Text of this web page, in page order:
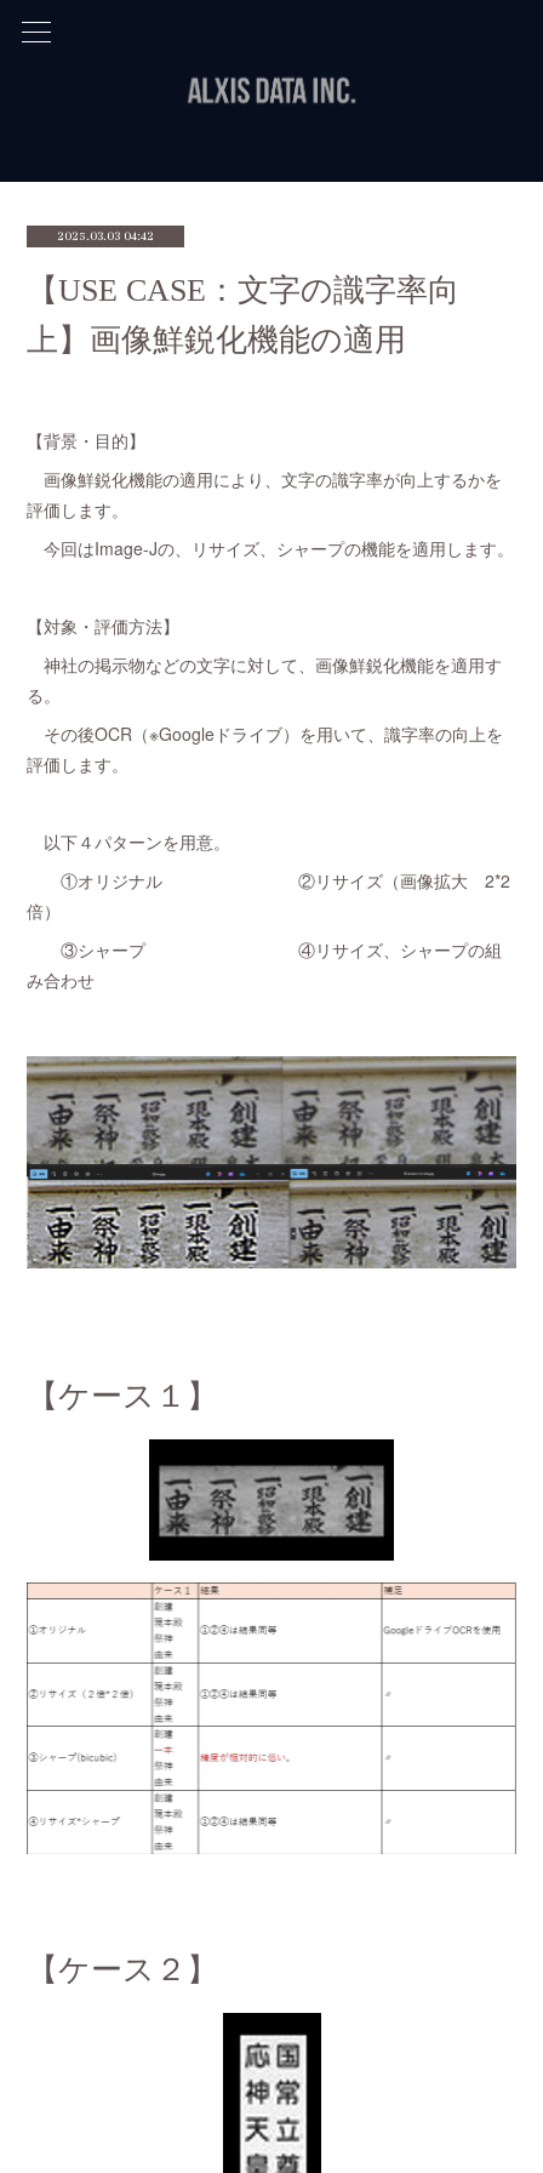
2025.03.03 04:42
【USE CASE：文字の識字率向
上】画像鮮鋭化機能の適用
【背景・目的】
画像鮮鋭化機能の適用により、文字の識字率が向上するかを
評価します。
今回はImage-Jの、リサイズ、シャープの機能を適用します。
【対象・評価方法】
神社の掲示物などの文字に対して、画像鮮鋭化機能を適用す
る。
その後OCR（※Googleドライブ）を用いて、識字率の向上を
評価します。
以下４パターンを用意。
①オリジナル ②リサイズ（画像拡大 2*2
倍）
③シャープ ④リサイズ、シャープの組
み合わせ
【ケース１】
【ケース２】